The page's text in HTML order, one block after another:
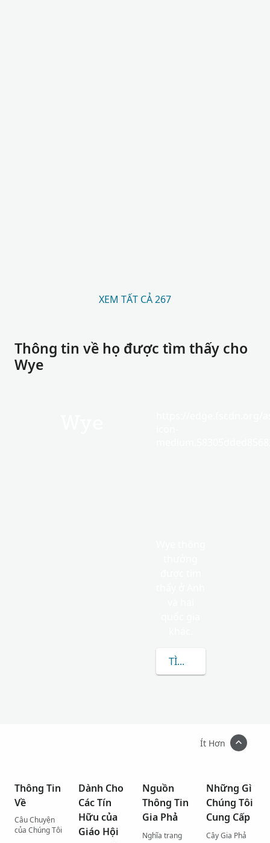
XEM TẤT CẢ 267
Thông tin về họ được tìm thấy cho
Wye
TÌM HIỂU THÊM VỀ
Ít Hơn
Thông Tin
Về
Câu Chuyện
của Chúng Tôi
Dành Cho
Các Tín
Hữu của
Giáo Hội
Nguồn
Thông Tin
Gia Phả
Nghĩa trang
Những Gì
Chúng Tôi
Cung Cấp
Cây Gia Phả